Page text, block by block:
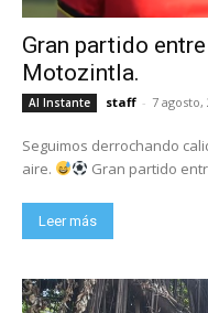
Gran partido
Motozintla.
Al Instante staff - 7 agosto,
Seguimos derrochando
aire.
Gran partido
Leer más